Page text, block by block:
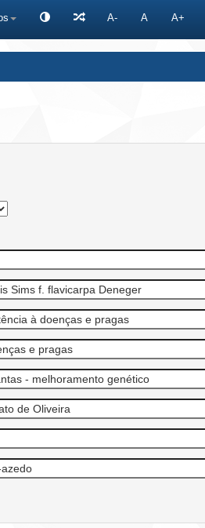
A- A A+